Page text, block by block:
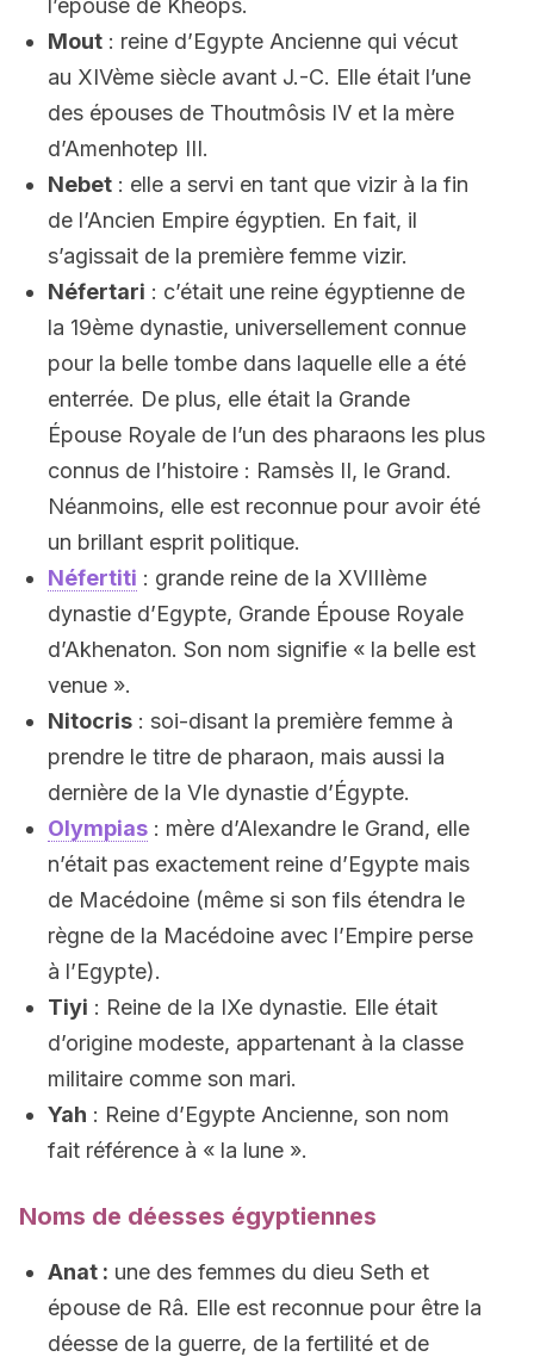
l’épouse de Khéops.
Mout : reine d’Egypte Ancienne qui vécut
au XIVème siècle avant J.-C. Elle était l’une
des épouses de Thoutmôsis IV et la mère
d’Amenhotep III.
Nebet : elle a servi en tant que vizir à la fin
de l’Ancien Empire égyptien. En fait, il
s’agissait de la première femme vizir.
Néfertari : c’était une reine égyptienne de
la 19ème dynastie, universellement connue
pour la belle tombe dans laquelle elle a été
enterrée. De plus, elle était la Grande
Épouse Royale de l’un des pharaons les plus
connus de l’histoire : Ramsès II, le Grand.
Néanmoins, elle est reconnue pour avoir été
un brillant esprit politique.
Néfertiti : grande reine de la XVIIIème
dynastie d’Egypte, Grande Épouse Royale
d’Akhenaton. Son nom signifie « la belle est
venue ».
Nitocris : soi-disant la première femme à
prendre le titre de pharaon, mais aussi la
dernière de la VIe dynastie d’Égypte.
Olympias : mère d’Alexandre le Grand, elle
n’était pas exactement reine d’Egypte mais
de Macédoine (même si son fils étendra le
règne de la Macédoine avec l’Empire perse
à l’Egypte).
Tiyi : Reine de la IXe dynastie. Elle était
d’origine modeste, appartenant à la classe
militaire comme son mari.
Yah : Reine d’Egypte Ancienne, son nom
fait référence à « la lune ».
Noms de déesses égyptiennes
Anat : une des femmes du dieu Seth et
épouse de Râ. Elle est reconnue pour être la
déesse de la guerre, de la fertilité et de